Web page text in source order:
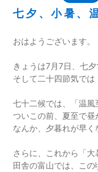
七夕、小暑、
おはようございます。
きょうは7月7日、七夕
そして二十四節気では
七十二候では、「温風
ついこの前、夏至で昼
なんか、夕暮れが早く
さらに、これから「大
田舎の富山では、この